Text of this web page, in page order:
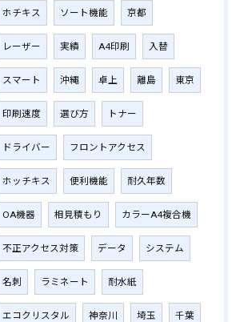
ホチキス ソート機能 京都
レーザー 実績 A4印刷 入替
スマート 沖縄 卓上 離島 東京
印刷速度 選び方 トナー
ドライバー フロントアクセス
ホッチキス 便利機能 耐久年数
OA機器 相見積もり カラーA4複合機
不正アクセス対策 データ システム
名刺 ラミネート 耐水紙
エコクリスタル 神奈川 埼玉 千葉